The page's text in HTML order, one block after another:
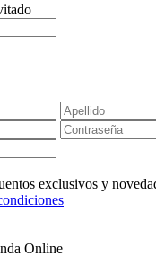
exclusivos y